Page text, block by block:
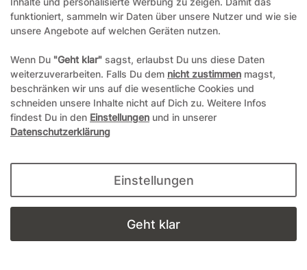
italienische Haselnüsse - geröstet
und geschält - KEINE Piemonteser!
Artikelnummer 30189
Packungsinhalt 0.5 Kilogramm
1-4 Werktage
31,98 € / Kilogramm
Details anzeigen
funktioniert, sammeln wir Daten über unsere Nutzer und wie sie
unsere Angebote auf welchen Geräten nutzen.
Wenn Du "Geht klar" sagst, erlaubst Du uns diese Daten
weiterzuverarbeiten. Falls Du dem nicht zustimmen magst,
beschränken wir uns auf die wesentliche Cookies und
schneiden unsere Inhalte nicht auf Dich zu. Weitere Infos
findest Du in den Einstellungen und in unserer
Datenschutzerklärung
Einstellungen
Geht klar